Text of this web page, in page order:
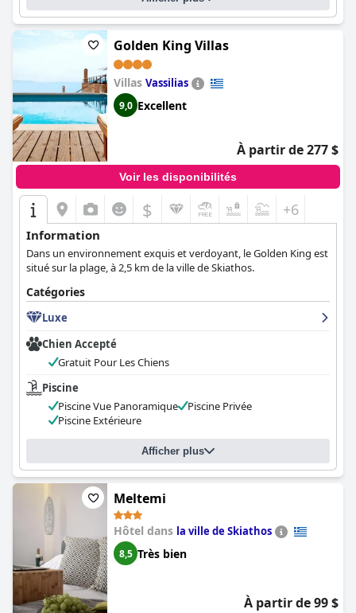
sur la mer Égée. Les commentaires décrivent à plusieurs reprises
les plages privées comme étant "idylliques" et "merveilleuses",
avec des eaux cristallines "parfaites pour la baignade". Dans
Marpunta Resort, Santikos Collection
idéal pour des vacances relaxantes et régénérantes.
Golden King Villas
Villas Vassilias
9,0 Excellent
À partir de 277 $
Voir les disponibilités
$ +6
Information
Dans un environnement exquis et verdoyant, le Golden King est
situé sur la plage, à 2,5 km de la ville de Skiathos.
Catégories
Luxe
Chien Accepté
Gratuit Pour Les Chiens
Piscine
Piscine Vue Panoramique
Piscine Privée
Piscine Extérieure
Afficher plus
Meltemi
Hôtel dans la ville de Skiathos
8,5 Très bien
À partir de 99 $